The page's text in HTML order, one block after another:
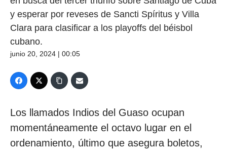
y esperar por reveses de Sancti Spíritus y Villa
Clara para clasificar a los playoffs del béisbol
cubano.
junio 20, 2024 | 00:05
Los llamados Indios del Guaso ocupan
momentáneamente el octavo lugar en el
ordenamiento, último que asegura boletos,